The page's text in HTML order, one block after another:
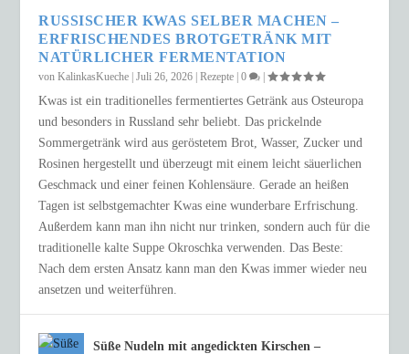
RUSSISCHER KWAS SELBER MACHEN –
ERFRISCHENDES BROTGETRÄNK MIT
NATÜRLICHER FERMENTATION
vonKalinkasKueche |Juli 26, 2026 |Rezepte |0 |
Kwas ist ein traditionelles fermentiertes Getränk aus Osteuropa
und besonders in Russland sehr beliebt. Das prickelnde
Sommergetränk wird aus geröstetem Brot, Wasser, Zucker und
Rosinen hergestellt und überzeugt mit einem leicht säuerlichen
Geschmack und einer feinen Kohlensäure. Gerade an heißen
Tagen ist selbstgemachter Kwas eine wunderbare Erfrischung.
Außerdem kann man ihn nicht nur trinken, sondern auch für die
traditionelle kalte Suppe Okroschka verwenden. Das Beste:
Nach dem ersten Ansatz kann man den Kwas immer wieder neu
ansetzen und weiterführen.
Süße Nudeln mit angedickten Kirschen –